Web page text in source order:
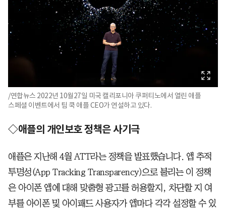
/연합뉴스 2022년 10월27일 미국 캘리포니아 쿠퍼티노에서 열린 애플
스페셜 이벤트에서 팀 쿡 애플 CEO가 연설하고 있다.
◇애플의 개인보호 정책은 사기극
애플은 지난해 4월 ATT라는 정책을 발표했습니다. 앱 추적
투명성(App Tracking Transparency)으로 불리는 이 정책
은 아이폰 앱에 대해 맞춤형 광고를 허용할지, 차단할 지 여
부를 아이폰 및 아이패드 사용자가 앱마다 각각 설정할 수 있